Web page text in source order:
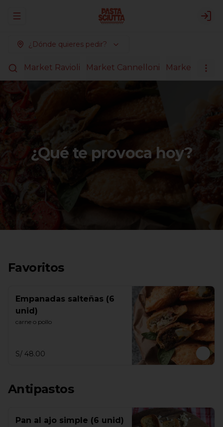
Abrir menu de navegación
¿Dónde quieres pedir?
Market Ravioli Market Cannelloni Market Pasta
¿Qué te provoca hoy?
Favoritos
Empanadas salteñas (6
unid)
carne o pollo
S/ 48.00
Antipastos
Pan al ajo simple (6 unid)